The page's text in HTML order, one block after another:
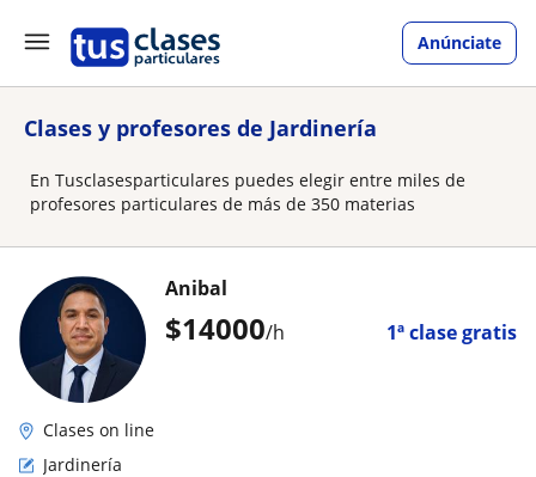
Anúnciate
Clases y profesores de Jardinería
En Tusclasesparticulares puedes elegir entre miles de
profesores particulares de más de 350 materias
$14000/h 1ª clase gratis
Anibal
Clases on line
Jardinería